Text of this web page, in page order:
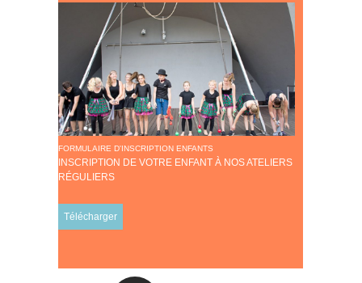
FORMULAIRE D'INSCRIPTION ENFANTS
INSCRIPTION DE VOTRE ENFANT À NOS ATELIERS
RÉGULIERS
Télécharger